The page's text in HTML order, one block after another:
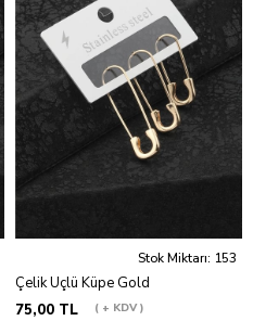
Stok Miktarı: 153
Çelik Üçlü Küpe Gold
75,00 TL
+ KDV